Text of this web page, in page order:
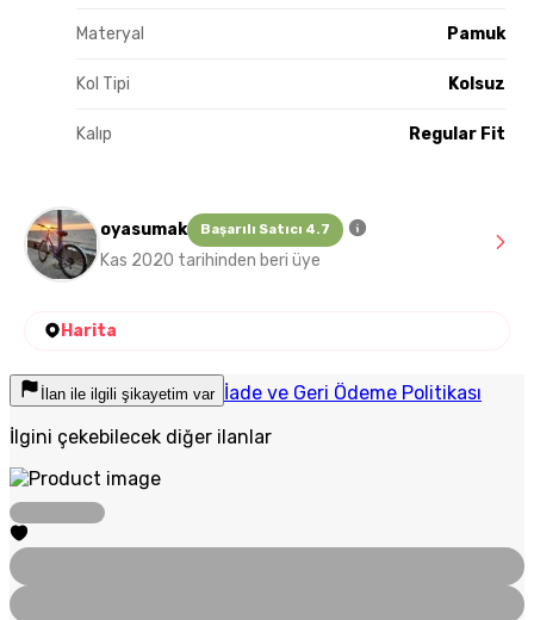
Materyal Pamuk
Kol Tipi Kolsuz
Kalıp Regular Fit
oyasumak Başarılı Satıcı 4.7
Kas 2020 tarihinden beri üye
Harita
İlan ile ilgili şikayetim var İade ve Geri Ödeme Politikası
İlgini çekebilecek diğer ilanlar